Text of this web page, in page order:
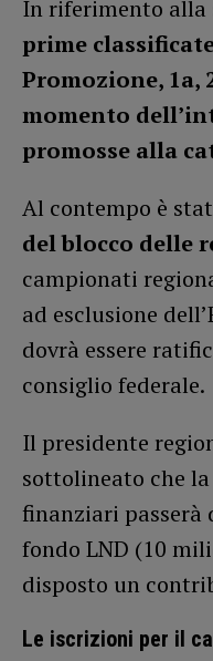
In riferimento alla
prime
Promozione, 1a,
momento
promosse alla
Al contempo è
del blocco delle
campionati
ad esclusione
dovrà essere
consiglio federale.
Il presidente
sottolineato che
finanziari passerà
fondo LND (10
disposto un
Le iscrizioni per il